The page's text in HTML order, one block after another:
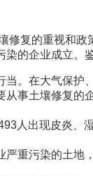
的重视和政
的企业成立。
在大气保护
事土壤修复
出现皮炎、
污染的土地